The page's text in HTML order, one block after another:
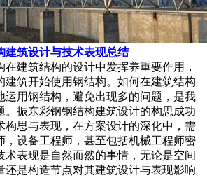
建筑设计与技术表现总结
在建筑结构的设计中发挥养重要作用，
建筑开始使用钢结构。如何在建筑结构
运用钢结构，避免出现多的问题，是我
。振东彩钢钢结构建筑设计的构思成功
构思与表现，在方案设计的深化中，需
，设备工程师，甚至包括机械工程师密
术表现是自然而然的事情，无论是空间
还是构造节点对其建筑设计与表现影响